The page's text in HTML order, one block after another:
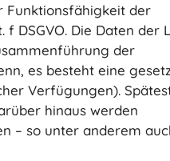
Funktionsfähigkeit der
DSGVO. Die Daten der
der
es besteht eine
Verfügungen).
hinaus werden
– so unter anderem